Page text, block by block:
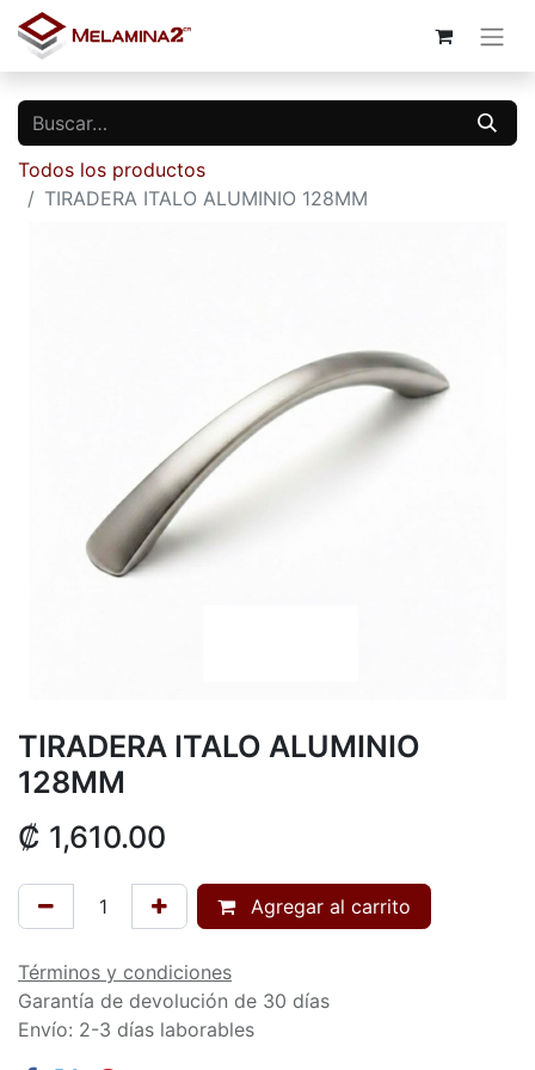
Todos los productos
TIRADERA ITALO ALUMINIO 128MM
TIRADERA ITALO ALUMINIO
128MM
₡ 1,610.00
Agregar al carrito
Términos y condiciones
Garantía de devolución de 30 días
Envío: 2-3 días laborables